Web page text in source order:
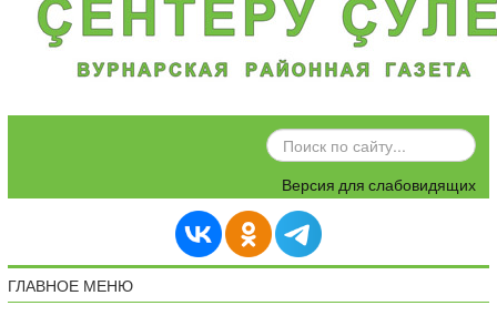
ИСКАТЬ...
Версия для слабовидящих
ГЛАВНОЕ МЕНЮ